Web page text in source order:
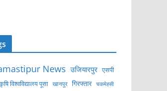
News उजियारपुर एसपी
विश्वविद्यालय पूसा खानपुर गिरफ्तार चकमेहसी